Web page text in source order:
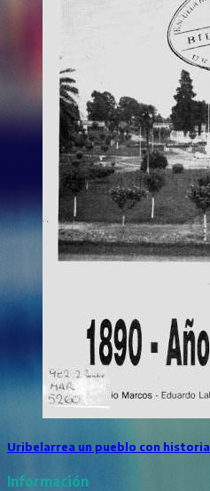
Uribelarrea un pueblo con historia
Información